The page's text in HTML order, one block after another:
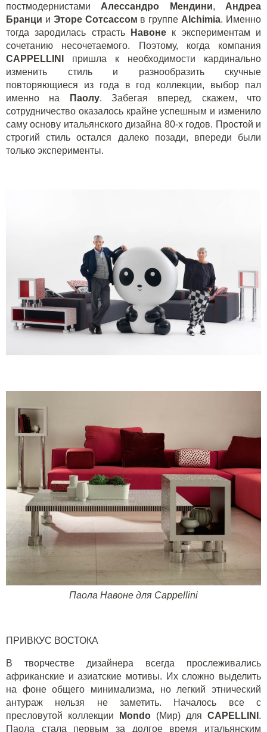
постмодернистами Алессандро Мендини, Андреа
Бранци и Эторе Сотсассом в группе Alchimia. Именно
тогда зародилась страсть
Навоне к экспериментам и
сочетанию несочетаемого. Поэтому, когда компания
CAP P ELLINI
пришла к необходимости кардинально
изменить стиль и разнообразить скучные
повторяющиеся из года в год коллекции, выбор пал
именно на
Паолу. Забегая вперед, скажем, что
сотрудничество оказалось крайне успешным и изменило
саму основу итальянского дизайна 80-х годов. Простой и
строгий стиль остался далеко позади, впереди были
только эксперименты.
Паола Навоне для Cappellini
ПРИВКУС ВОСТОКА
В творчестве дизайнера всегда прослеживались
африканские и азиатские мотивы. Их сложно выделить
на фоне общего минимализма, но легкий этнический
антураж нельзя не заметить. Началось все с
пресловутой коллекции
Mondo (Мир) для CAPELLINI .
Паола стала первым за долгое время итальянским